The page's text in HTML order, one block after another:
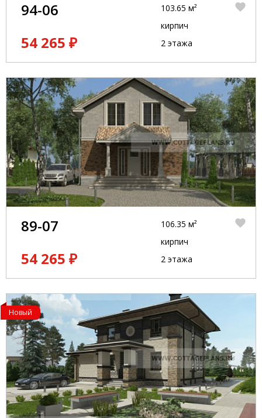
94-06
54 265 ₽
103.65 м²
кирпич
2 этажа
89-07
54 265 ₽
106.35 м²
кирпич
2 этажа
Новый